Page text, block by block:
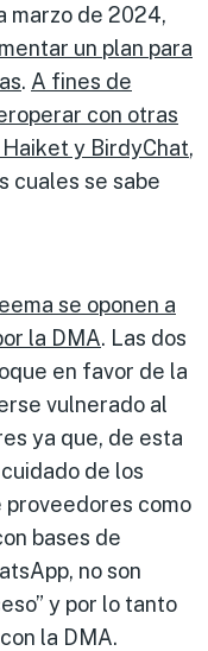
marzo de 2024,
un plan para
. A fines de
con otras
y BirdyChat,
cuales se sabe
se oponen a
la DMA. Las dos
en favor de la
vulnerado al
ya que, de esta
de los
proveedores como
bases de
no son
y por lo tanto
la DMA.